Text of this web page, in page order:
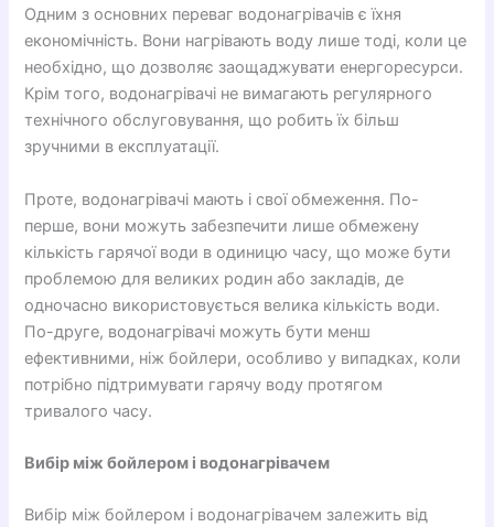
Одним з основних переваг водонагрівачів є їхня
економічність. Вони нагрівають воду лише тоді, коли це
необхідно, що дозволяє заощаджувати енергоресурси.
Крім того, водонагрівачі не вимагають регулярного
технічного обслуговування, що робить їх більш
зручними в експлуатації.
Проте, водонагрівачі мають і свої обмеження. По-
перше, вони можуть забезпечити лише обмежену
кількість гарячої води в одиницю часу, що може бути
проблемою для великих родин або закладів, де
одночасно використовується велика кількість води.
По-друге, водонагрівачі можуть бути менш
ефективними, ніж бойлери, особливо у випадках, коли
потрібно підтримувати гарячу воду протягом
тривалого часу.
Вибір між бойлером і водонагрівачем
Вибір між бойлером і водонагрівачем залежить від